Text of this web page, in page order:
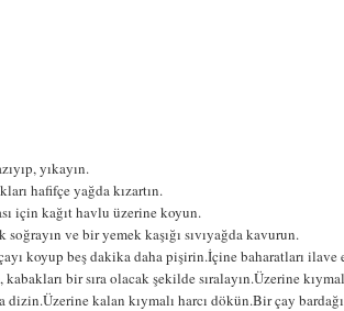
yıkayın.
hafifçe yağda kızartın.
için kağıt havlu üzerine koyun.
ve bir yemek kaşığı sıvıyağda kavurun.
koyup beş dakika daha pişirin.İçine baharatları ilave
bir sıra olacak şekilde sıralayın.Üzerine
dizin.Üzerine kalan kıymalı harcı dökün.Bir çay